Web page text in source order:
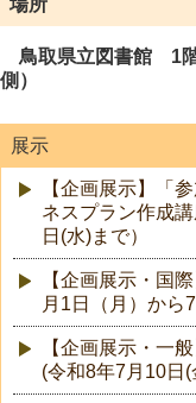
鳥取県立図書館 1
側）
展示
【企画展示】「
ネスプラン作成
日(水)まで）
【企画展示・国
月1日（月）から
【企画展示・一
(令和8年7月10日(